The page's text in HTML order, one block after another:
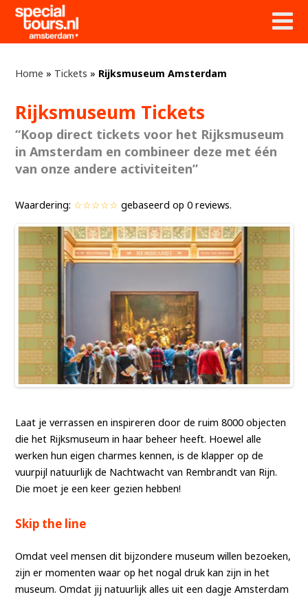
Home » Tickets » Rijksmuseum Amsterdam
Rijksmuseum Tickets
“Koop direct tickets voor het Rijksmuseum
in Amsterdam en combineer deze met één
van onze andere activiteiten”
Waardering: ☆☆☆☆☆gebaseerd op0reviews.
Laat je verrassen en inspireren door de ruim 8000 objecten
die het Rijksmuseum in haar beheer heeft. Hoewel alle
werken hun eigen charmes kennen, is de klapper op de
vuurpijl natuurlijk de Nachtwacht van Rembrandt van Rijn.
Die moet je een keer gezien hebben!
Skip the line
Omdat veel mensen dit bijzondere museum willen bezoeken,
zijn er momenten waar op het nogal druk kan zijn in het
museum. Omdat jij natuurlijk alles uit een dagje Amsterdam